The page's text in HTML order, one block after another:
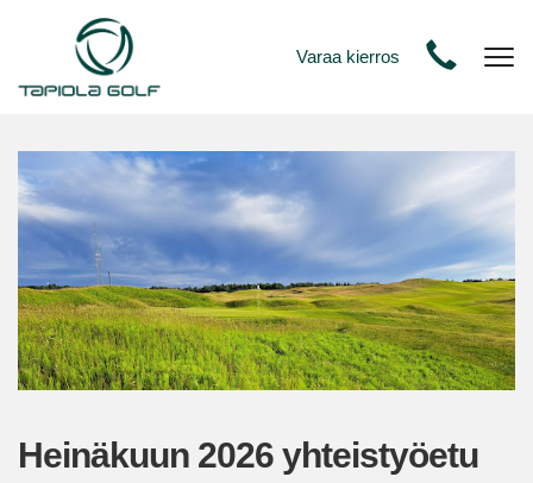
Varaa kierros
Heinäkuun 2026 yhteistyöetu